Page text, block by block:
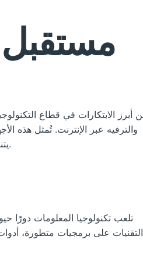
والترفيه عبر الإنترنت. تُمثل هذه
يتناول هذا المقال كيف يُمكن توقع مستقبل هذه الأجهزة، وما هي العوامل المؤثرة في سوق التكنولوجيا المتعلقة بها.
تلعب تكنولوجيا المعلومات
التقنيات على برمجيات متطورة،